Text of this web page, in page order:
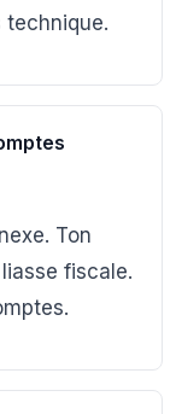
technique.
Ton
fiscale.